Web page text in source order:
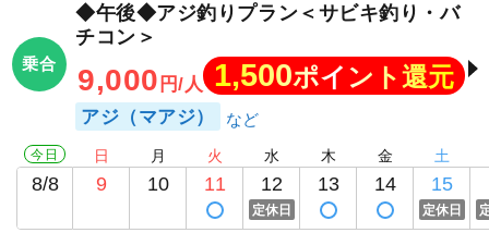
乗合
◆午後◆アジ釣りプラン＜サビキ釣り・バ
チコン＞
9,000 円/人 1,500ポイント還元
アジ（マアジ）
今日
8/8
日
9
月
10
火
11
水
12
定休日
木
13
金
14
土
15
定休日